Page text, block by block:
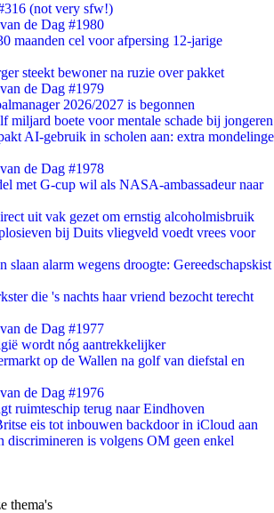
(not very sfw!)
de Dag #1980
maanden cel voor afpersing 12-jarige
steekt bewoner na ruzie over pakket
de Dag #1979
2026/2027 is begonnen
miljard boete voor mentale schade bij jongeren
AI-gebruik in scholen aan: extra mondelinge
de Dag #1978
met G-cup wil als NASA-ambassadeur naar
uit vak gezet om ernstig alcoholmisbruik
bij Duits vliegveld voedt vrees voor
slaan alarm wegens droogte: Gereedschapskist
die 's nachts haar vriend bezocht terecht
de Dag #1977
wordt nóg aantrekkelijker
op de Wallen na golf van diefstal en
de Dag #1976
ruimteschip terug naar Eindhoven
eis tot inbouwen backdoor in iCloud aan
discrimineren is volgens OM geen enkel
thema's